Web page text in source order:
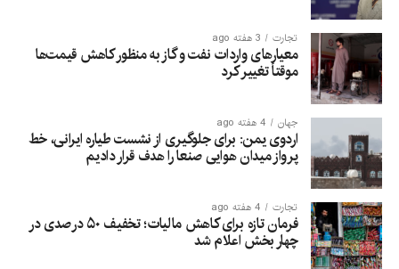
تجارت 3 هفته ago
معیارهای واردات نفت و گاز به منظور کاهش قیمت‌ها
موقتاً تغییر کرد
جهان 4 هفته ago
اردوی یمن: برای جلوگیری از نشست طیاره ایرانی، خط
پرواز میدان هوایی صنعا را هدف قرار دادیم
تجارت 4 هفته ago
فرمان تازه برای کاهش مالیات؛ تخفیف ۵۰ درصدی در
چهار بخش اعلام شد